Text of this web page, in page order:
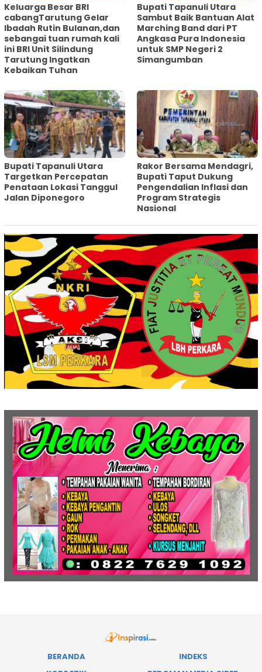
Keluarga Besar BRI
cabangTarutung Gelar
Ibadah Rutin Bulanan,dan
sebangai tuan rumah kali
ini BRI Unit Silindung
Tarutung Ingatkan
Kebaikan Tuhan
Bupati Tapanuli Utara
Sambut Baik Bantuan Alat
Marching Band dari PT
Angkasa Pura Indonesia
untuk SMP Negeri 2
Simangumban
‎Bupati Tapanuli Utara
Targetkan Percepatan
Penataan Lokasi Tanggul
Jalan Diponegoro
Rakor Bersama Mendagri,
Bupati Taput Dukung
Pengendalian Inflasi dan
Program Strategis
Nasional‎
BERANDA
INDEKS